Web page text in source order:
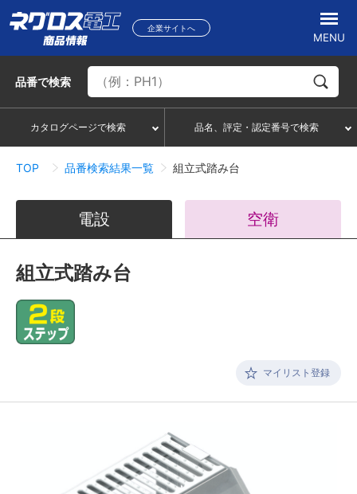
企業サイトへ
MENU
品番で検索
カタログページで検索 品名、評定・認定番号で検索
TOP 品番検索結果一覧 組立式踏み台
電設 空衛
組立式踏み台
マイリスト登録